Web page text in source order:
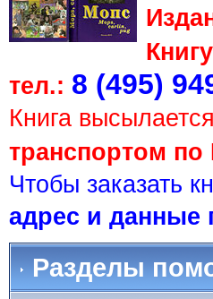
тел.: 8 (495)
Книга
транспортом по
Чтобы заказать
адрес и данные
Разделы